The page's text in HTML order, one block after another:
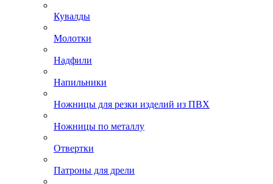
Кувалды
Молотки
Надфили
Напильники
Ножницы для резки изделий из ПВХ
Ножницы по металлу
Отвертки
Патроны для дрели